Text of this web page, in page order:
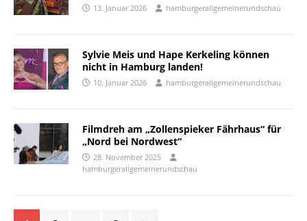
13. Januar 2026 hamburgerallgemeinerundschau
Sylvie Meis und Hape Kerkeling können
nicht in Hamburg landen!
10. Januar 2026 hamburgerallgemeinerundschau
Filmdreh am „Zollenspieker Fährhaus“ für
„Nord bei Nordwest“
28. November 2025
hamburgerallgemeinerundschau